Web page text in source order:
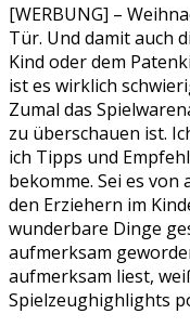
[WERBUNG] –
Tür. Und damit auch
Kind oder dem
ist es wirklich
Zumal das
zu überschauen ist.
ich Tipps und
bekomme. Sei es
den Erziehern im
wunderbare Dinge
aufmerksam
aufmerksam liest,
Spielzeughighlights